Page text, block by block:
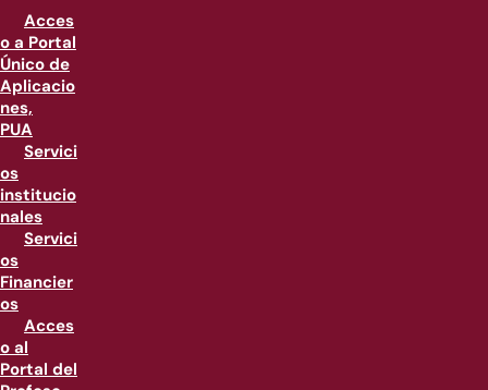
Acces
o a Portal
Único de
Aplicacio
nes,
PUA
Servici
os
institucio
nales
Servici
os
Financier
os
Acces
o al
Portal del